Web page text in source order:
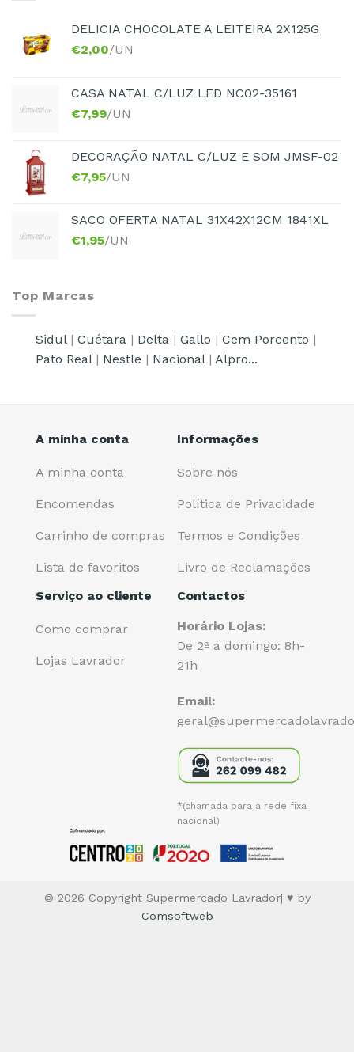
DELICIA CHOCOLATE A LEITEIRA 2X125G
€2,00/UN
CASA NATAL C/LUZ LED NC02-35161
€7,99/UN
DECORAÇÃO NATAL C/LUZ E SOM JMSF-02
€7,95/UN
SACO OFERTA NATAL 31X42X12CM 1841XL
€1,95/UN
Top Marcas
Sidul| Cuétara | Delta | Gallo | Cem Porcento |
Pato Real| Nestle | Nacional| Alpro...
A minha conta
A minha conta
Encomendas
Carrinho de compras
Lista de favoritos
Informações
Sobre nós
Política de Privacidade
Termos e Condições
Livro de Reclamações
Serviço ao cliente
Como comprar
Lojas Lavrador
Contactos
Horário Lojas:
De 2ª a domingo: 8h-
21h
Email:
*(chamada para a rede fixa
nacional)
© 2026 Copyright Supermercado Lavrador| ♥ by
Comsoftweb